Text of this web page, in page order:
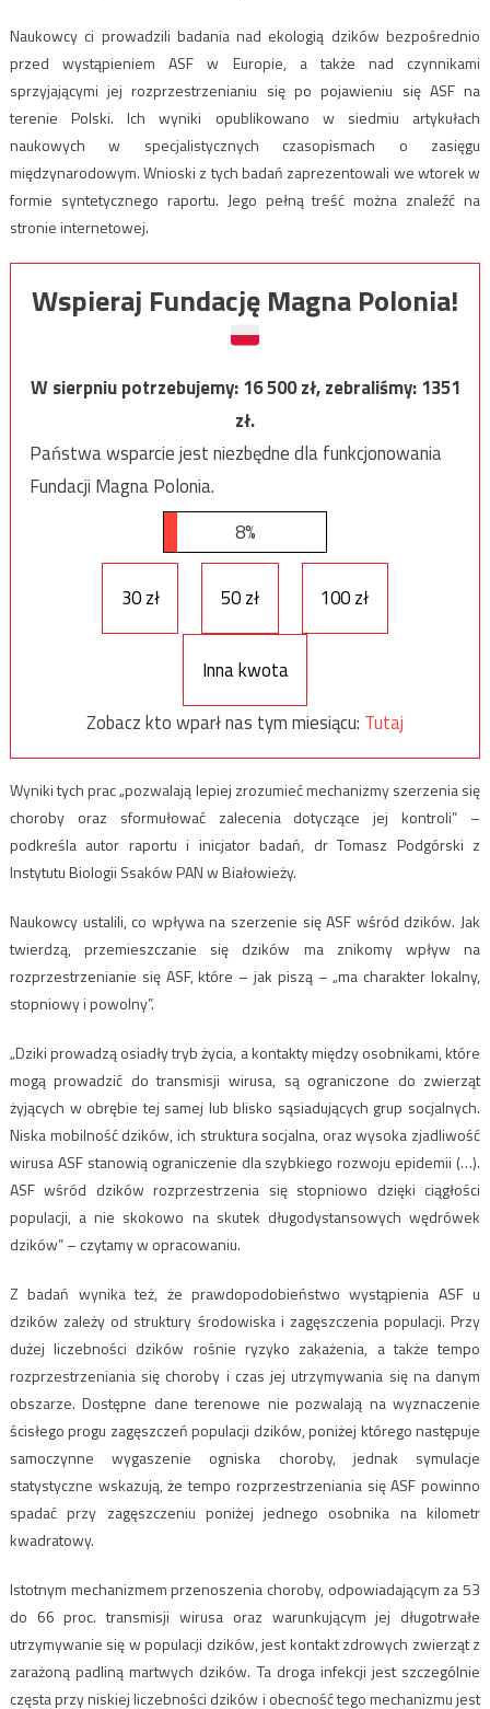
Naukowcy ci prowadzili badania nad ekologią dzików bezpośrednio
przed wystąpieniem ASF w Europie, a także nad czynnikami
sprzyjającymi jej rozprzestrzenianiu się po pojawieniu się ASF na
terenie Polski. Ich wyniki opublikowano w siedmiu artykułach
naukowych w specjalistycznych czasopismach o zasięgu
międzynarodowym. Wnioski z tych badań zaprezentowali we wtorek w
formie syntetycznego raportu. Jego pełną treść można znaleźć na
stronie internetowej.
Wspieraj Fundację Magna Polonia!
W sierpniu potrzebujemy:16 500zł, zebraliśmy:1351
zł.
Państwa wsparcie jest niezbędne dla funkcjonowania
Fundacji Magna Polonia.
8%
30 zł 50 zł 100 zł
Inna kwota
Zobacz kto wparł nas tym miesiącu: Tutaj
Wyniki tych prac „pozwalają lepiej zrozumieć mechanizmy szerzenia się
choroby oraz sformułować zalecenia dotyczące jej kontroli” –
podkreśla autor raportu i inicjator badań, dr Tomasz Podgórski z
Instytutu Biologii Ssaków PAN w Białowieży.
Naukowcy ustalili, co wpływa na szerzenie się ASF wśród dzików. Jak
twierdzą, przemieszczanie się dzików ma znikomy wpływ na
rozprzestrzenianie się ASF, które – jak piszą – „ma charakter lokalny,
stopniowy i powolny”.
„Dziki prowadzą osiadły tryb życia, a kontakty między osobnikami, które
mogą prowadzić do transmisji wirusa, są ograniczone do zwierząt
żyjących w obrębie tej samej lub blisko sąsiadujących grup socjalnych.
Niska mobilność dzików, ich struktura socjalna, oraz wysoka zjadliwość
wirusa ASF stanowią ograniczenie dla szybkiego rozwoju epidemii (…).
ASF wśród dzików rozprzestrzenia się stopniowo dzięki ciągłości
populacji, a nie skokowo na skutek długodystansowych wędrówek
dzików” – czytamy w opracowaniu.
Z badań wynika też, że prawdopodobieństwo wystąpienia ASF u
dzików zależy od struktury środowiska i zagęszczenia populacji. Przy
dużej liczebności dzików rośnie ryzyko zakażenia, a także tempo
rozprzestrzeniania się choroby i czas jej utrzymywania się na danym
obszarze. Dostępne dane terenowe nie pozwalają na wyznaczenie
ścisłego progu zagęszczeń populacji dzików, poniżej którego następuje
samoczynne wygaszenie ogniska choroby, jednak symulacje
statystyczne wskazują, że tempo rozprzestrzeniania się ASF powinno
spadać przy zagęszczeniu poniżej jednego osobnika na kilometr
kwadratowy.
Istotnym mechanizmem przenoszenia choroby, odpowiadającym za 53
do 66 proc. transmisji wirusa oraz warunkującym jej długotrwałe
utrzymywanie się w populacji dzików, jest kontakt zdrowych zwierząt z
zarażoną padliną martwych dzików. Ta droga infekcji jest szczególnie
częsta przy niskiej liczebności dzików i obecność tego mechanizmu jest